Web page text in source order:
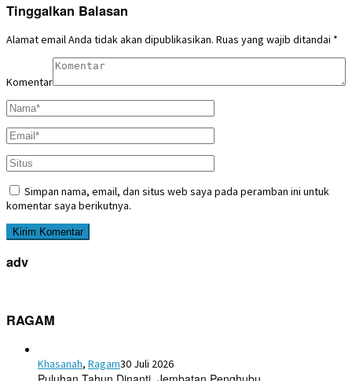
Tinggalkan Balasan
Alamat email Anda tidak akan dipublikasikan. Ruas yang wajib ditandai *
Komentar
Simpan nama, email, dan situs web saya pada peramban ini untuk
komentar saya berikutnya.
adv
RAGAM
Khasanah, Ragam30 Juli 2026